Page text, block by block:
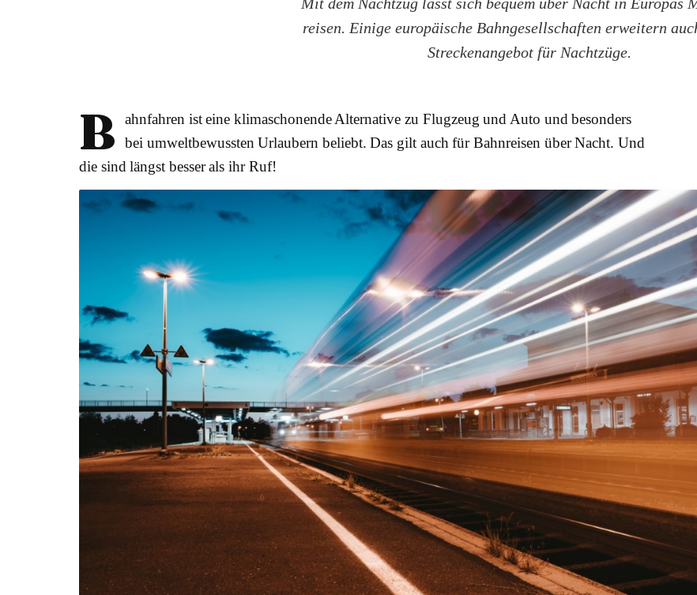
reisen. Einige europäische Bahngesellschaften erweitern
Streckenangebot für Nachtzüge.
B
ahnfahren ist eine klimaschonende Alternative zu Flugzeug und Auto und besonders
bei umweltbewussten Urlaubern beliebt. Das gilt auch für Bahnreisen über Nacht. Und
die sind längst besser als ihr Ruf!